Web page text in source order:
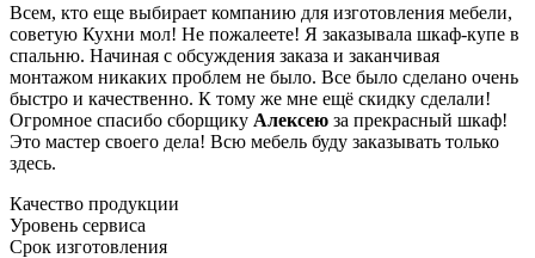
Всем, кто еще выбирает компанию для изготовления мебели,
советую Кухни мол! Не пожалеете! Я заказывала шкаф-купе в
спальню. Начиная с обсуждения заказа и заканчивая
монтажом никаких проблем не было. Все было сделано очень
быстро и качественно. К тому же мне ещё скидку сделали!
Огромное спасибо сборщику Алексею за прекрасный шкаф!
Это мастер своего дела! Всю мебель буду заказывать только
здесь.
Качество продукции
Уровень сервиса
Срок изготовления